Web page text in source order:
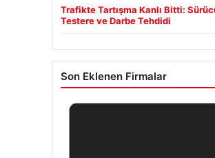
Trafikte Tartışma Kanlı Bitti:
Testere ve Darbe Tehdidi
Son Eklenen Firmalar